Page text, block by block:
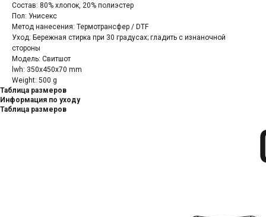
Состав: 80% хлопок, 20% полиэстер
Пол: Унисекс
Метод нанесения: Термотрансфер / DTF
Уход: Бережная стирка при 30 градусах; гладить с изнаночной
стороны
Модель: Свитшот
lwh: 350x450x70 mm
Weight: 500 g
Таблица размеров
Информация по уходу
Таблица размеров